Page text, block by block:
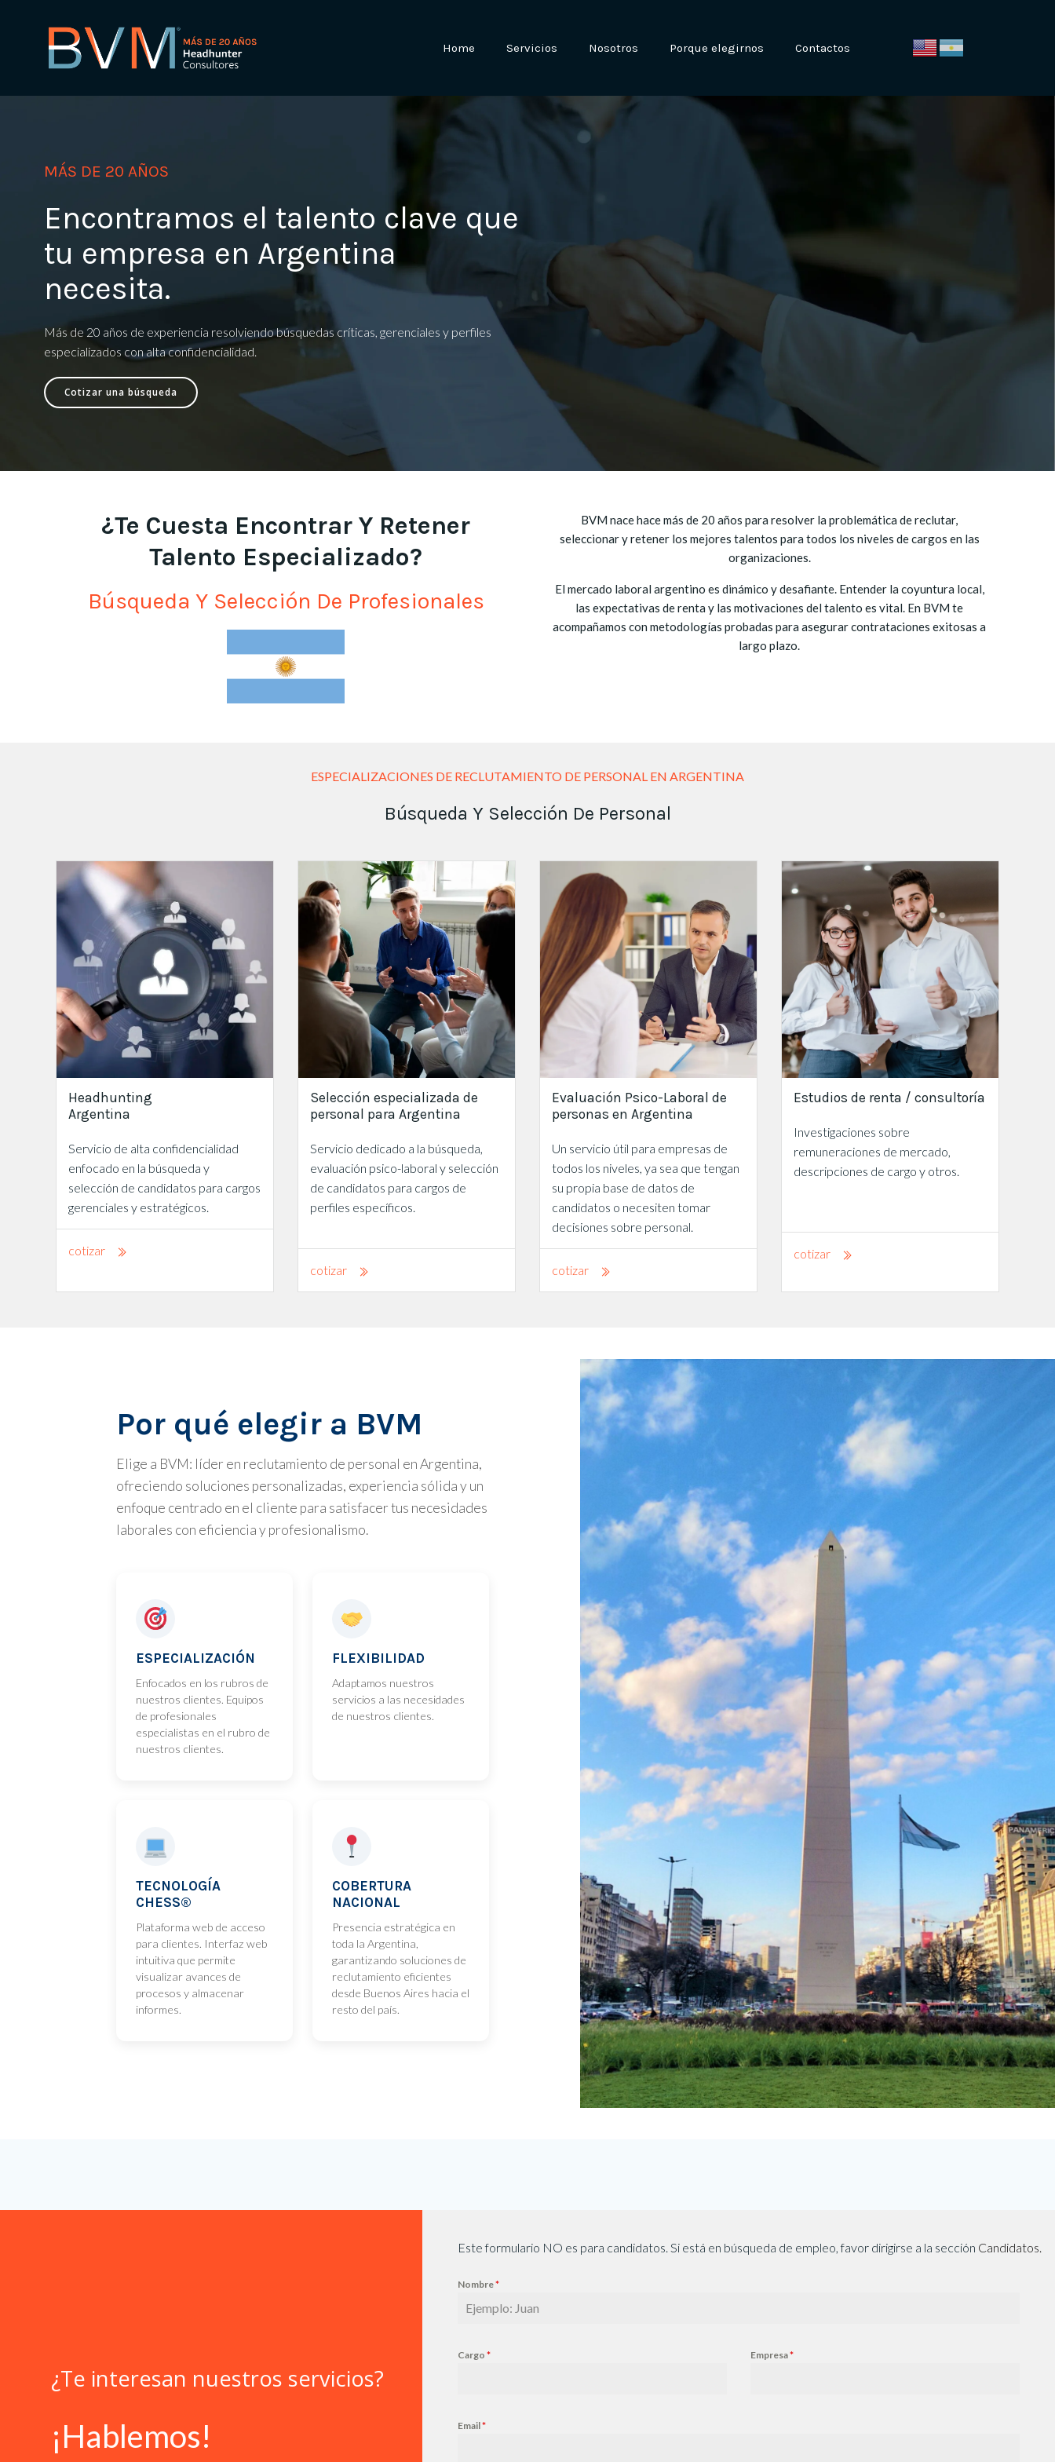
contenido
Home Servicios Nosotros Porque elegirnos Contactos
MÁS DE 20 AÑOS
Encontramos el talento clave que
tu empresa en Argentina
necesita.
Más de 20 años de experiencia resolviendo búsquedas críticas, gerenciales y perfiles
especializados con alta confidencialidad.
Cotizar una búsqueda
¿Te Cuesta Encontrar Y Retener
Talento Especializado?
Búsqueda Y Selección De Profesionales
BVM nace hace más de 20 años para resolver la problemática de reclutar,
seleccionar y retener los mejores talentos para todos los niveles de cargos en las
organizaciones.
El mercado laboral argentino es dinámico y desafiante. Entender la coyuntura local,
las expectativas de renta y las motivaciones del talento es vital. En BVM te
acompañamos con metodologías probadas para asegurar contrataciones exitosas a
largo plazo.
ESPECIALIZACIONES DE RECLUTAMIENTO DE PERSONAL EN ARGENTINA
Búsqueda Y Selección De Personal
Headhunting
Argentina
Servicio de alta confidencialidad
enfocado en la búsqueda y
selección de candidatos para cargos
gerenciales y estratégicos.
cotizar
Selección especializada de
personal para Argentina
Servicio dedicado a la búsqueda,
evaluación psico-laboral y selección
de candidatos para cargos de
perfiles específicos.
cotizar
Evaluación Psico-Laboral de
personas en Argentina
Un servicio útil para empresas de
todos los niveles, ya sea que tengan
su propia base de datos de
candidatos o necesiten tomar
decisiones sobre personal.
cotizar
Estudios de renta / consultoría
Investigaciones sobre
remuneraciones de mercado,
descripciones de cargo y otros.
cotizar
Por qué elegir a BVM
Elige a BVM: líder en reclutamiento de personal en Argentina,
ofreciendo soluciones personalizadas, experiencia sólida y un
enfoque centrado en el cliente para satisfacer tus necesidades
laborales con eficiencia y profesionalismo.
ESPECIALIZACIÓN
Enfocados en los rubros de
nuestros clientes. Equipos
de profesionales
especialistas en el rubro de
nuestros clientes.
FLEXIBILIDAD
Adaptamos nuestros
servicios a las necesidades
de nuestros clientes.
TECNOLOGÍA
CHESS®
Plataforma web de acceso
para clientes. Interfaz web
intuitiva que permite
visualizar avances de
procesos y almacenar
informes.
COBERTURA
NACIONAL
Presencia estratégica en
toda la Argentina,
garantizando soluciones de
reclutamiento eficientes
desde Buenos Aires hacia el
resto del país.
¿Te interesan nuestros servicios?
¡Hablemos!
Este formulario NO es para candidatos. Si está en búsqueda de empleo, favor dirigirse a la sección Candidatos.
Nombre*
Cargo * Empresa*
Email*